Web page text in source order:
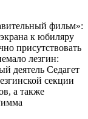
фильм»:
к юбиляру
присутствовать
лезгин:
деятель Седагет
секции
а также